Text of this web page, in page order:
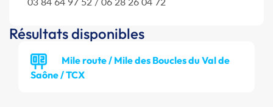
Résultats disponibles
Mile route / Mile des Boucles du Val de
Saône / TCX